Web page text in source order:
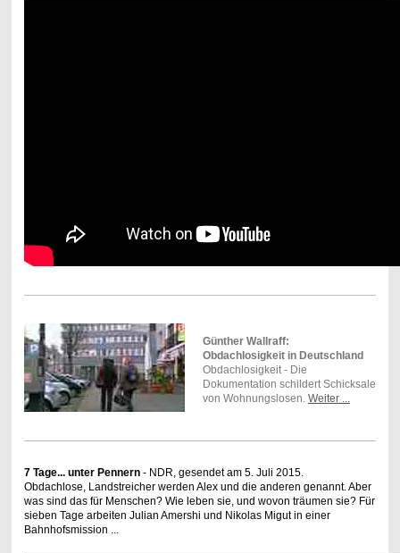
Günther Wallraff:
Obdachlosigkeit in Deutschland
Obdachlosigkeit - Die
Dokumentation schildert Schicksale
von Wohnungslosen . Weiter ...
7 Tage... unter Pennern- NDR, gesendet am 5. Juli 2015.
Obdachlose, Landstreicher werden Alex und die anderen genannt. Aber
was sind das für Menschen? Wie leben sie, und wovon träumen sie? Für
sieben Tage arbeiten Julian Amershi und Nikolas Migut in einer
Bahnhofsmission ...